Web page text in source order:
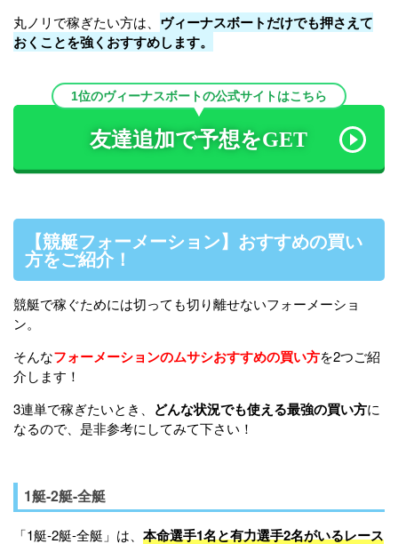
丸ノリで稼ぎたい方は、 ヴィーナスボートだけでも押さえて
おくことを強くおすすめします。
1位のヴィーナスボートの公式サイトはこちら
友達追加で予想をGET
【競艇フォーメーション】おすすめの買い
方をご紹介！
競艇で稼ぐためには切っても切り離せないフォーメーショ
ン。
そんなフォーメーションのムサシおすすめの買い方を2つご紹
介します！
3連単で稼ぎたいとき、 どんな状況でも使える最強の買い方に
なるので、是非参考にしてみて下さい！
1艇-2艇-全艇
「1艇-2艇-全艇」は、 本命選手1名と有力選手2名がいるレース